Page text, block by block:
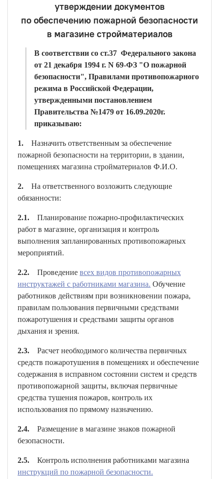
утверждении документов
по обеспечению пожарной безопасности
в магазине стройматериалов
В соответствии со ст.37 Федерального закона
от 21 декабря 1994 г. N 69-ФЗ "О пожарной
безопасности", Правилами противопожарного
режима в Российской Федерации,
утвержденными постановлением
Правительства №1479 от 16.09.2020г.
приказываю:
1. Назначить ответственным за обеспечение
пожарной безопасности на территории, в здании,
помещениях магазина стройматериалов Ф.И.О.
2. На ответственного возложить следующие
обязанности:
2.1. Планирование пожарно-профилактических
работ в магазине, организация и контроль
выполнения запланированных противопожарных
мероприятий.
2.2. Проведение всех видов противопожарных
инструктажей с работниками магазина. Обучение
работников действиям при возникновении пожара,
правилам пользования первичными средствами
пожаротушения и средствами защиты органов
дыхания и зрения.
2.3.
Расчет необходимого количества первичных
средств пожаротушения в помещениях и обеспечение
содержания в исправном состоянии систем и средств
противопожарной защиты, включая первичные
средства тушения пожаров, контроль их
использования по прямому назначению.
2.4. Размещение в магазине знаков пожарной
безопасности.
2.5. Контроль исполнения работниками магазина
инструкций по пожарной безопасности.